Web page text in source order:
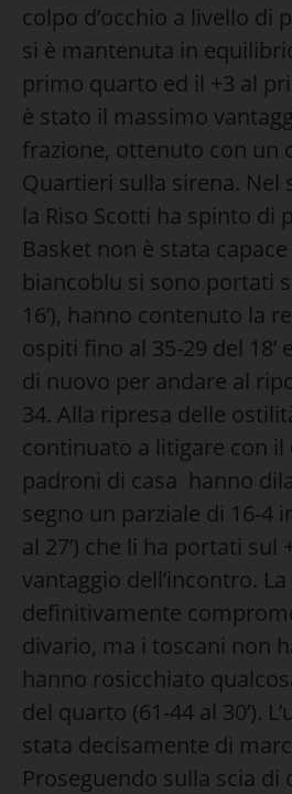
colpo d’occhio a livello di
si è mantenuta in
primo quarto ed il +3 al
è stato il massimo
frazione, ottenuto con un
Quartieri sulla sirena. Nel
la Riso Scotti ha spinto di
Basket non è stata
biancoblu si sono portati
16’), hanno contenuto la
ospiti fino al 35-29 del 18’
di nuovo per andare al
34. Alla ripresa delle
continuato a litigare con
padroni di casa hanno
segno un parziale di 16-4
al 27’) che li ha portati sul
vantaggio dell’incontro.
definitivamente
divario, ma i toscani non
hanno rosicchiato
del quarto (61-44 al 30’).
stata decisamente di
Proseguendo sulla scia